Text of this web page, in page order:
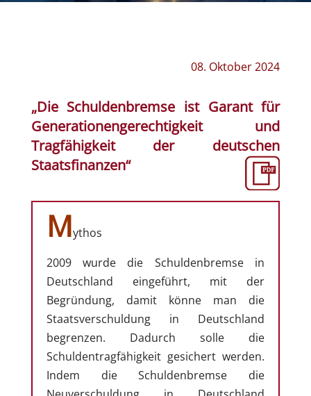
08. Oktober 2024
„Die Schuldenbremse ist Garant für
Generationengerechtigkeit und
Tragfähigkeit der deutschen
Staatsfinanzen“
Mythos
2009 wurde die Schuldenbremse in
Deutschland eingeführt, mit der
Begründung, damit könne man die
Staatsverschuldung in Deutschland
begrenzen. Dadurch solle die
Schuldentragfähigkeit gesichert werden.
Indem die Schuldenbremse die